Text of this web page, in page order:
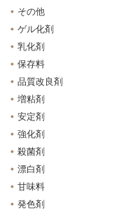
その他
ゲル化剤
乳化剤
保存料
品質改良剤
増粘剤
安定剤
強化剤
殺菌剤
漂白剤
甘味料
発色剤